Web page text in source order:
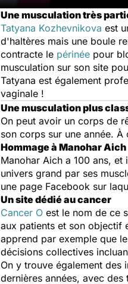
Une musculation très
Tatyana Kozhevnikova est
d'haltères mais une boule
contracte le périnée pour
musculation sur son site
Tatyana est également
vaginale !
Une musculation plus
On peut avoir un corps de
son corps sur une année.
Hommage à Manohar Aich
Manohar Aich a 100 ans,
univers grand par ses
une page Facebook sur
Un site dédié au cancer
Cancer O est le nom de ce
aux patients et son objectif
apprend par exemple que
décisions collectives
On y trouve également des
dernières années, avec